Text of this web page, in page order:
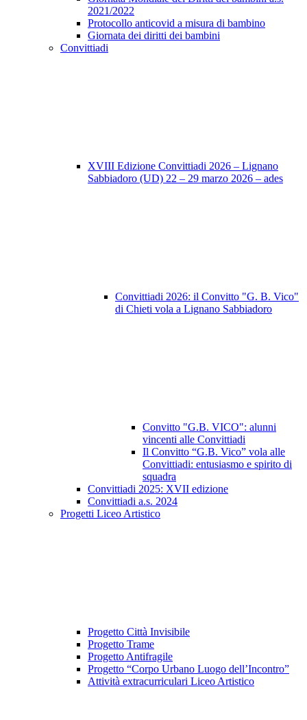
2021/2022
Protocollo anticovid a misura di bambino
Giornata dei diritti dei bambini
Convittiadi
XVIII Edizione Convittiadi 2026 – Lignano
Sabbiadoro (UD) 22 – 29 marzo 2026 – ades
Convittiadi 2026: il Convitto "G. B. Vico"
di Chieti vola a Lignano Sabbiadoro
Convitto "G.B. VICO": alunni
vincenti alle Convittiadi
Il Convitto “G.B. Vico” vola alle
Convittiadi: entusiasmo e spirito di
squadra
Convittiadi 2025: XVII edizione
Convittiadi a.s. 2024
Progetti Liceo Artistico
Progetto Città Invisibile
Progetto Trame
Progetto Antifragile
Progetto “Corpo Urbano Luogo dell’Incontro”
Attività extracurriculari Liceo Artistico